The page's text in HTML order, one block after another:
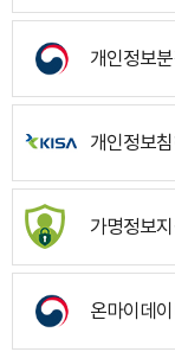
개인정보
개인정보
가명정보
온마이데